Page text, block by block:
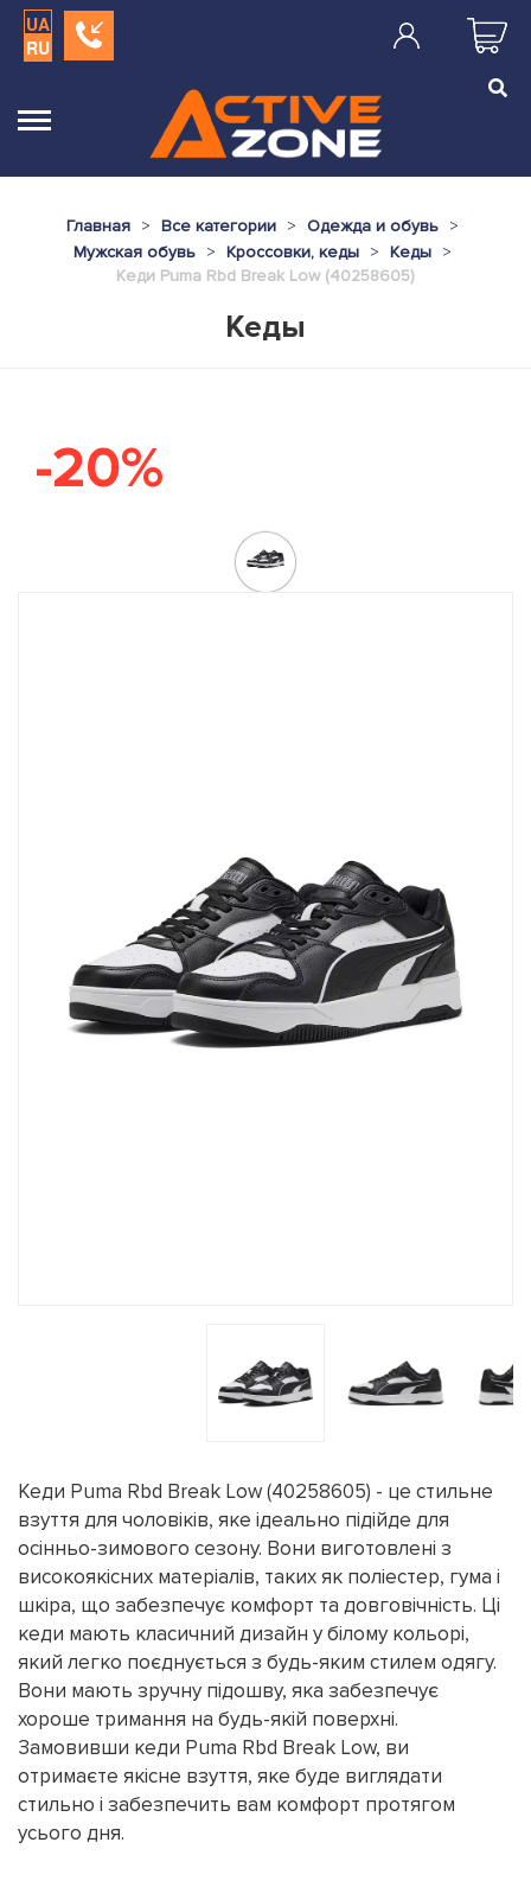
UA
RU
Главная Все категории
Одежда и обувь
Мужская обувь
Кроссовки, кеды
Кеды
Кеди Puma Rbd Break Low (40258605)
Кеды
-20%
Кеди Puma Rbd Break Low (40258605) - це стильне
взуття для чоловіків, яке ідеально підійде для
осінньо-зимового сезону. Вони виготовлені з
високоякісних матеріалів, таких як поліестер, гума і
шкіра, що забезпечує комфорт та довговічність. Ці
кеди мають класичний дизайн у білому кольорі,
який легко поєднується з будь-яким стилем одягу.
Вони мають зручну підошву, яка забезпечує
хороше тримання на будь-якій поверхні.
Замовивши кеди Puma Rbd Break Low, ви
отримаєте якісне взуття, яке буде виглядати
стильно і забезпечить вам комфорт протягом
усього дня.